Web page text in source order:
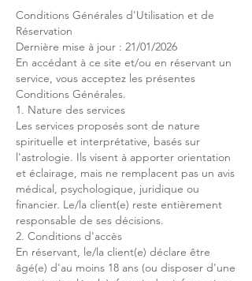
Conditions Générales d'Utilisation et de
Réservation
Dernière mise à jour : 21/01/2026
En accédant à ce site et/ou en réservant un
service, vous acceptez les présentes
Conditions Générales.
1. Nature des services
Les services proposés sont de nature
spirituelle et interprétative, basés sur
l'astrologie. Ils visent à apporter orientation
et éclairage, mais ne remplacent pas un avis
médical, psychologique, juridique ou
financier. Le/la client(e) reste entièrement
responsable de ses décisions.
2. Conditions d'accès
En réservant, le/la client(e) déclare être
âgé(e) d'au moins 18 ans (ou disposer d'une